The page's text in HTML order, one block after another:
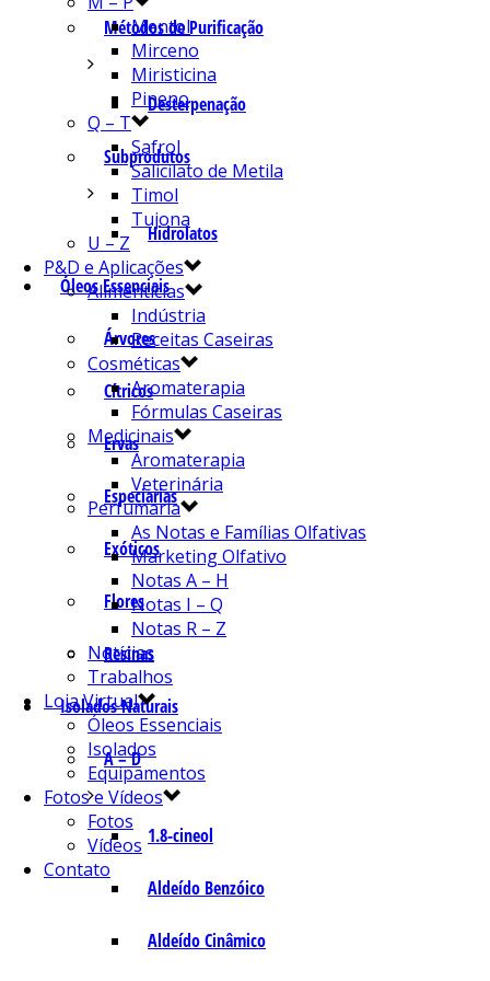
Métodos de Purificação
Desterpenação
Subprodutos
Hidrolatos
Óleos Essenciais
Árvores
Cítricos
Ervas
Especiarias
Exóticos
Flores
Resinas
Isolados Naturais
A – D
1.8-cineol
Aldeído Benzóico
Aldeído Cinâmico
Mentol
Mirceno
Miristicina
Pineno
Q – T
Safrol
Salicilato de Metila
Timol
Tujona
U – Z
P&D e Aplicações
Alimentícias
Indústria
Receitas Caseiras
Cosméticas
Aromaterapia
Fórmulas Caseiras
Medicinais
Aromaterapia
Veterinária
Perfumaria
As Notas e Famílias Olfativas
Marketing Olfativo
Notas A – H
Notas I – Q
Notas R – Z
Notícias
Trabalhos
Loja Virtual
Óleos Essenciais
Isolados
Equipamentos
Fotos e Vídeos
Fotos
Vídeos
Contato